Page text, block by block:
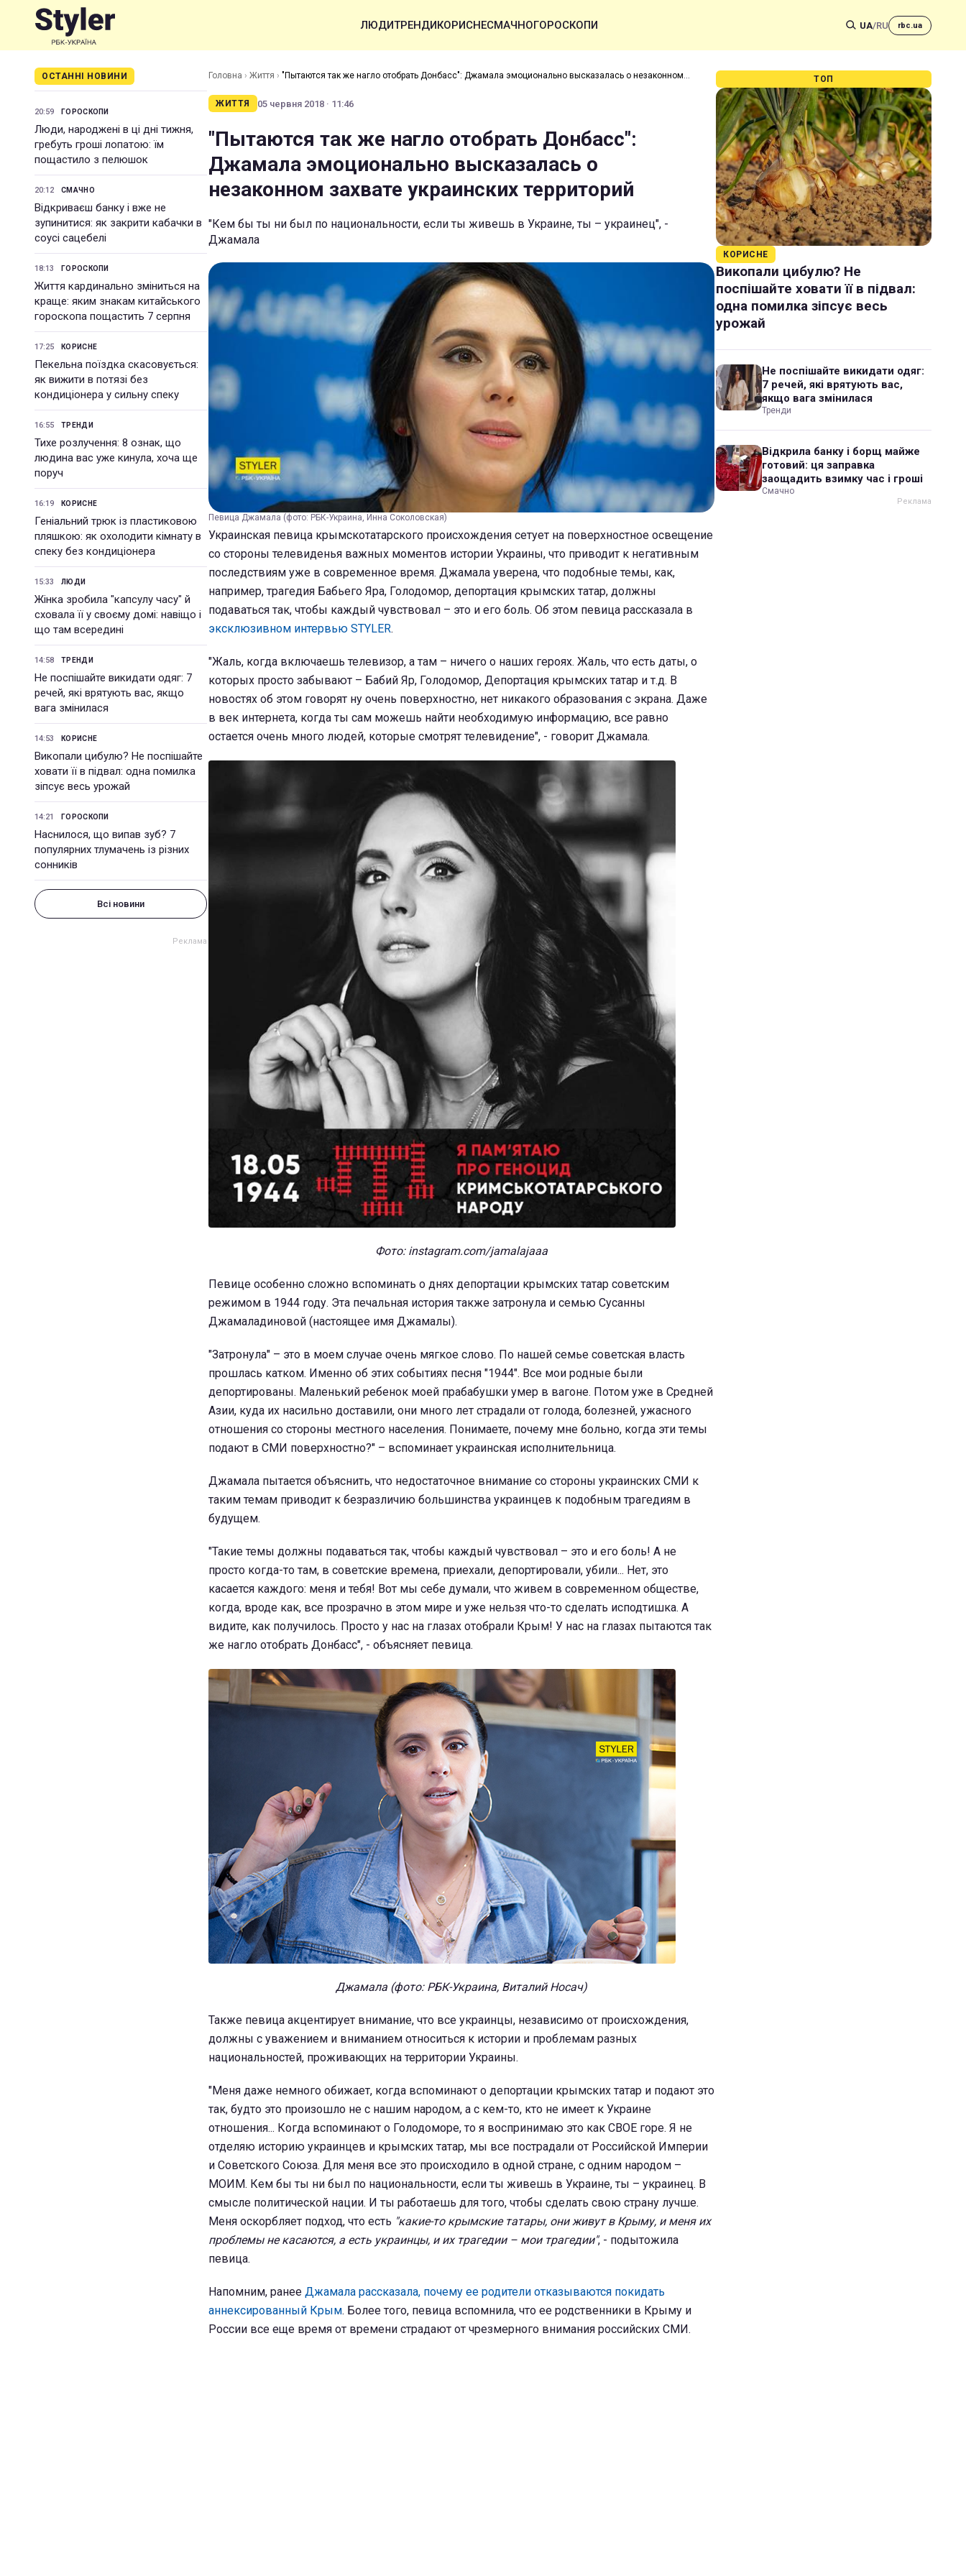
ЛЮДИТРЕНДИКОРИСНЕСМАЧНОГОРОСКОПИ UA/RU rbc.ua
ОСТАННІ НОВИНИ
20:59 ГОРОСКОПИ
Люди, народжені в ці дні тижня,
гребуть гроші лопатою: їм
пощастило з пелюшок
20:12 СМАЧНО
Відкриваєш банку і вже не
зупинитися: як закрити кабачки в
соусі сацебелі
18:13 ГОРОСКОПИ
Життя кардинально зміниться на
краще: яким знакам китайського
гороскопа пощастить 7 серпня
17:25 КОРИСНЕ
Пекельна поїздка скасовується:
як вижити в потязі без
кондиціонера у сильну спеку
16:55 ТРЕНДИ
Тихе розлучення: 8 ознак, що
людина вас уже кинула, хоча ще
поруч
16:19 КОРИСНЕ
Геніальний трюк із пластиковою
пляшкою: як охолодити кімнату в
спеку без кондиціонера
15:33 ЛЮДИ
Жінка зробила "капсулу часу" й
сховала її у своєму домі: навіщо і
що там всередині
14:58 ТРЕНДИ
Не поспішайте викидати одяг: 7
речей, які врятують вас, якщо
вага змінилася
14:53 КОРИСНЕ
Викопали цибулю? Не поспішайте
ховати її в підвал: одна помилка
зіпсує весь урожай
14:21 ГОРОСКОПИ
Наснилося, що випав зуб? 7
популярних тлумачень із різних
сонників
Всі новини
Головна › Життя › "Пытаются так же нагло отобрать Донбасс": Джамала эмоционально высказалась о незаконном
ЖИТТЯ
05 червня 2018 · 11:46
"Пытаются так же нагло отобрать Донбасс":
Джамала эмоционально высказалась о
незаконном захвате украинских территорий
"Кем бы ты ни был по национальности, если ты живешь в Украине, ты – украинец", -
Джамала
Певица Джамала (фото: РБК-Украина, Инна Соколовская)
Украинская певица крымскотатарского происхождения сетует на поверхностное освещение
со стороны телевиденья важных моментов истории Украины, что приводит к негативным
последствиям уже в современное время. Джамала уверена, что подобные темы, как,
например, трагедия Бабьего Яра, Голодомор, депортация крымских татар, должны
подаваться так, чтобы каждый чувствовал – это и его боль. Об этом певица рассказала в
эксклюзивном интервью STYLER.
"Жаль, когда включаешь телевизор, а там – ничего о наших героях. Жаль, что есть даты, о
которых просто забывают – Бабий Яр, Голодомор, Депортация крымских татар и т.д. В
новостях об этом говорят ну очень поверхностно, нет никакого образования с экрана. Даже
в век интернета, когда ты сам можешь найти необходимую информацию, все равно
остается очень много людей, которые смотрят телевидение", - говорит Джамала.
Фото: instagram.com/jamalajaaa
Певице особенно сложно вспоминать о днях депортации крымских татар советским
режимом в 1944 году. Эта печальная история также затронула и семью Сусанны
Джамаладиновой (настоящее имя Джамалы).
"Затронула" – это в моем случае очень мягкое слово. По нашей семье советская власть
прошлась катком. Именно об этих событиях песня "1944". Все мои родные были
депортированы. Маленький ребенок моей прабабушки умер в вагоне. Потом уже в Средней
Азии, куда их насильно доставили, они много лет страдали от голода, болезней, ужасного
отношения со стороны местного населения. Понимаете, почему мне больно, когда эти темы
подают в СМИ поверхностно?" – вспоминает украинская исполнительница.
Джамала пытается объяснить, что недостаточное внимание со стороны украинских СМИ к
таким темам приводит к безразличию большинства украинцев к подобным трагедиям в
будущем.
"Такие темы должны подаваться так, чтобы каждый чувствовал – это и его боль! А не
просто когда-то там, в советские времена, приехали, депортировали, убили... Нет, это
касается каждого: меня и тебя! Вот мы себе думали, что живем в современном обществе,
когда, вроде как, все прозрачно в этом мире и уже нельзя что-то сделать исподтишка. А
видите, как получилось. Просто у нас на глазах отобрали Крым! У нас на глазах пытаются так
же нагло отобрать Донбасс", - объясняет певица.
Джамала (фото: РБК-Украина, Виталий Носач)
Также певица акцентирует внимание, что все украинцы, независимо от происхождения,
должны с уважением и вниманием относиться к истории и проблемам разных
национальностей, проживающих на территории Украины.
"Меня даже немного обижает, когда вспоминают о депортации крымских татар и подают это
так, будто это произошло не с нашим народом, а с кем-то, кто не имеет к Украине
отношения... Когда вспоминают о Голодоморе, то я воспринимаю это как СВОЕ горе. Я не
отделяю историю украинцев и крымских татар, мы все пострадали от Российской Империи
и Советского Союза. Для меня все это происходило в одной стране, с одним народом –
МОИМ. Кем бы ты ни был по национальности, если ты живешь в Украине, ты – украинец. В
смысле политической нации. И ты работаешь для того, чтобы сделать свою страну лучше.
Меня оскорбляет подход, что есть "какие-то крымские татары, они живут в Крыму, и меня их
проблемы не касаются, а есть украинцы, и их трагедии – мои трагедии", - подытожила
певица.
Напомним, ранее Джамала рассказала, почему ее родители отказываются покидать
аннексированный Крым. Более того, певица вспомнила, что ее родственники в Крыму и
России все еще время от времени страдают от чрезмерного внимания российских СМИ.
ТОП
КОРИСНЕ
Викопали цибулю? Не
поспішайте ховати її в підвал:
одна помилка зіпсує весь
урожай
Не поспішайте викидати одяг:
7 речей, які врятують вас,
якщо вага змінилася
Тренди
Відкрила банку і борщ майже
готовий: ця заправка
заощадить взимку час і гроші
Смачно